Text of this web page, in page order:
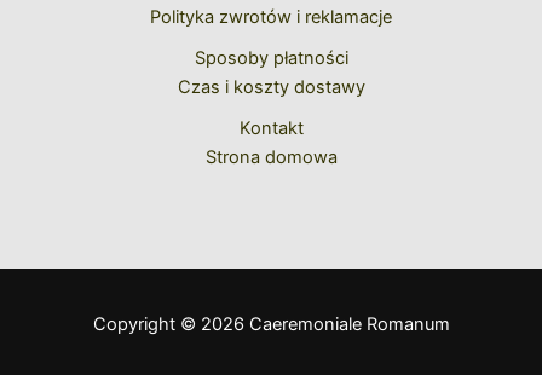
Polityka zwrotów i reklamacje
Sposoby płatności
Czas i koszty dostawy
Kontakt
Strona domowa
Copyright © 2026 Caeremoniale Romanum